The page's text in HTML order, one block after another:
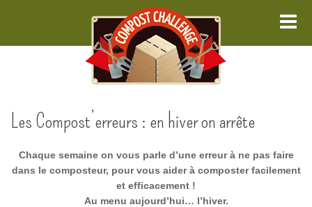
Les Compost’erreurs : en hiver on arrête
Chaque semaine on vous parle d’une erreur à ne pas faire
dans le composteur, pour vous aider à composter facilement
et efficacement !
Au menu aujourd’hui… l’hiver.